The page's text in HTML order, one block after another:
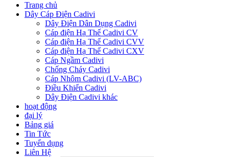
Trang chủ
Dây Cáp Điện Cadivi
Dây Điện Dân Dụng Cadivi
Cáp điện Hạ Thế Cadivi CV
Cáp điện Hạ Thế Cadivi CVV
Cáp điện Hạ Thế Cadivi CXV
Cáp Ngầm Cadivi
Chống Cháy Cadivi
Cáp Nhôm Cadivi (LV-ABC)
Điều Khiển Cadivi
Dây Điện Cadivi khác
hoạt động
đại lý
Bảng giá
Tin Tức
Tuyển dụng
Liên Hệ